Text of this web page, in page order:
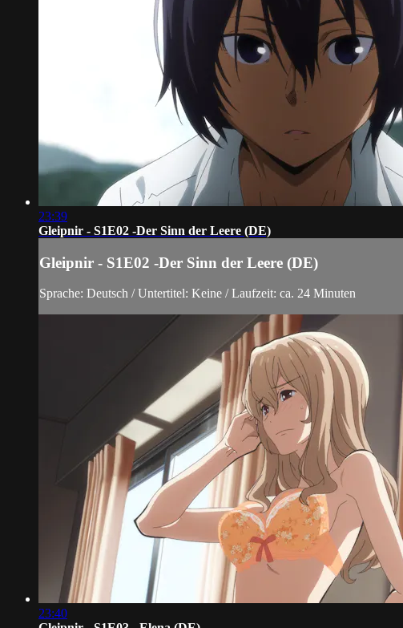
23:39
Gleipnir - S1E02 -Der Sinn der Leere (DE)
Gleipnir - S1E02 -Der Sinn der Leere (DE)
Sprache: Deutsch / Untertitel: Keine / Laufzeit: ca. 24 Minuten
23:40